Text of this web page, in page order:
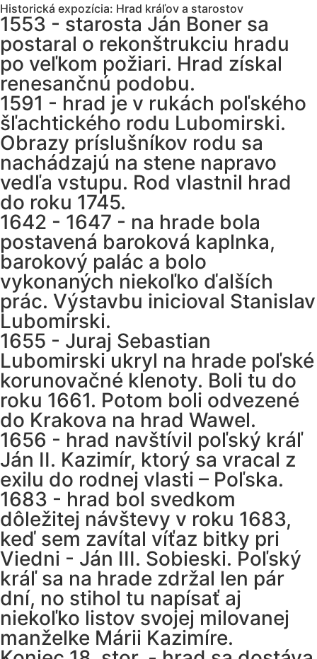
Historická expozícia: Hrad kráľov a starostov
1553 - starosta Ján Boner sa
postaral o rekonštrukciu hradu
po veľkom požiari. Hrad získal
renesančnú podobu.
1591 - hrad je v rukách poľského
šľachtického rodu Lubomirski.
Obrazy príslušníkov rodu sa
nachádzajú na stene napravo
vedľa vstupu. Rod vlastnil hrad
do roku 1745.
1642 - 1647 - na hrade bola
postavená baroková kaplnka,
barokový palác a bolo
vykonaných niekoľko ďalších
prác. Výstavbu inicioval Stanislav
Lubomirski.
1655 - Juraj Sebastian
Lubomirski ukryl na hrade poľské
korunovačné klenoty. Boli tu do
roku 1661. Potom boli odvezené
do Krakova na hrad Wawel.
1656 - hrad navštívil poľský kráľ
Ján II. Kazimír, ktorý sa vracal z
exilu do rodnej vlasti – Poľska.
1683 - hrad bol svedkom
dôležitej návštevy v roku 1683,
keď sem zavítal víťaz bitky pri
Viedni - Ján III. Sobieski. Poľský
kráľ sa na hrade zdržal len pár
dní, no stihol tu napísať aj
niekoľko listov svojej milovanej
manželke Márii Kazimíre.